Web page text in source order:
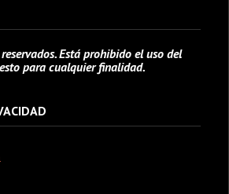
Está prohibido el uso del
para cualquier finalidad.